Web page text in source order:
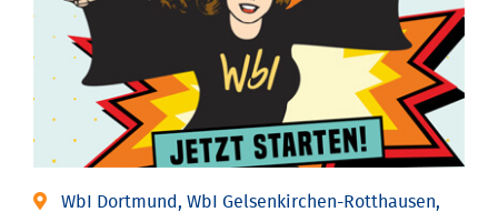
WbI Dortmund, WbI Gelsenkirchen-Rotthausen,